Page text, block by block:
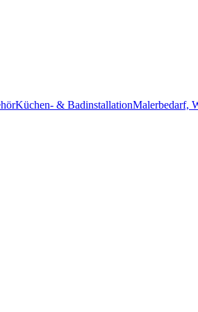
Küchen- & BadinstallationMalerbedarf,